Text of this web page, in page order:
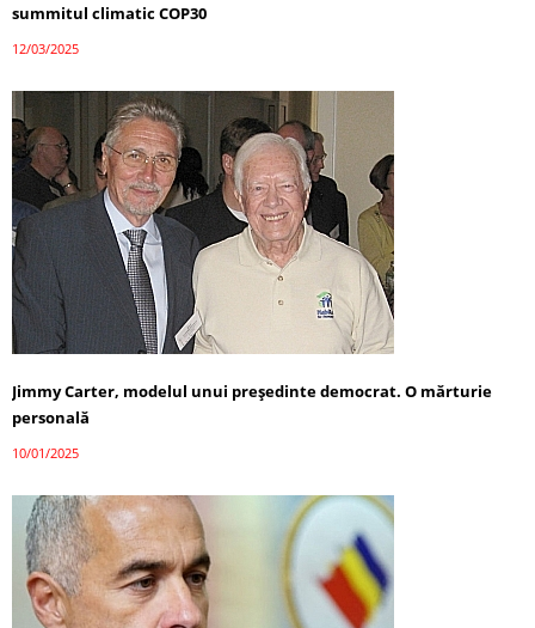
summitul climatic COP30
12/03/2025
Jimmy Carter, modelul unui președinte democrat. O mărturie
personală
10/01/2025